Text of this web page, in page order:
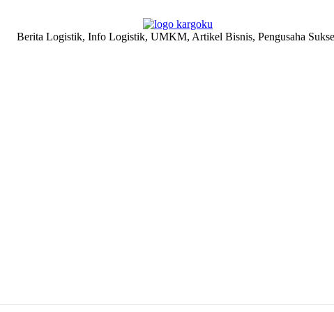
Berita Logistik, Info Logistik, UMKM, Artikel Bisnis, Pengusaha